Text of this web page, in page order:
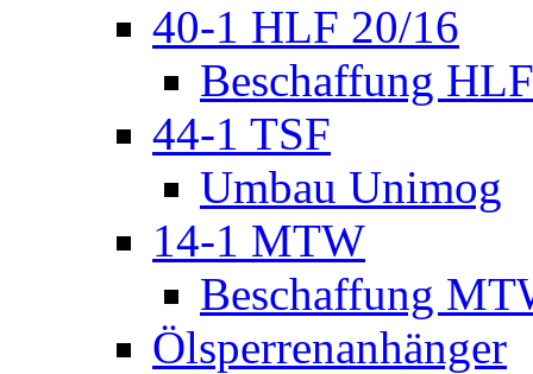
40-1 HLF 20/16
Beschaffung HLF
44-1 TSF
Umbau Unimog
14-1 MTW
Beschaffung
Ölsperrenanhänger